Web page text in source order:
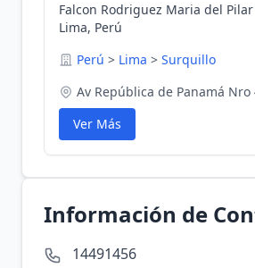
Falcon Rodriguez Maria del
Lima, Perú
Perú > Lima > Surquillo
Av República de Panamá Nro
Ver Más
Información de
14491456